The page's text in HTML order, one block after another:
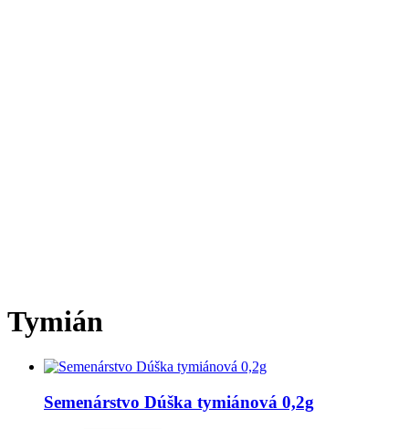
Tymián
Semenárstvo Dúška tymiánová 0,2g